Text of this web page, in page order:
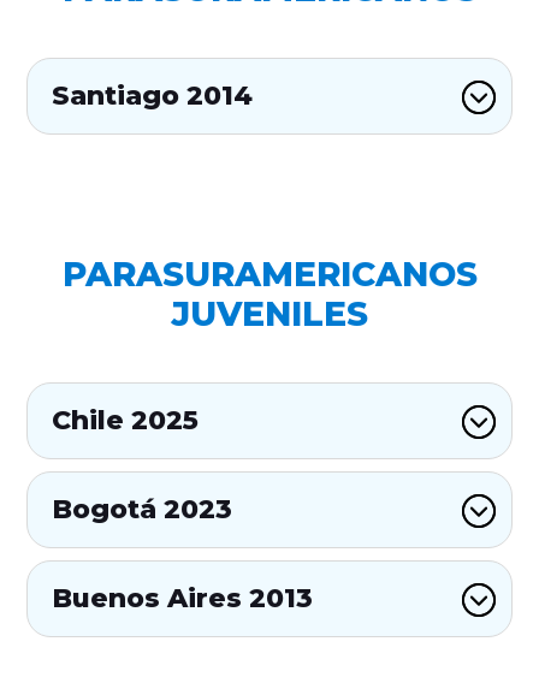
Santiago 2014
PARASURAMERICANOS
JUVENILES
Chile 2025
Bogotá 2023
Buenos Aires 2013